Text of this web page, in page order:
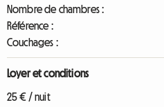
Nombre de chambres :
Référence :
Couchages :
Loyer et conditions
25 € / nuit